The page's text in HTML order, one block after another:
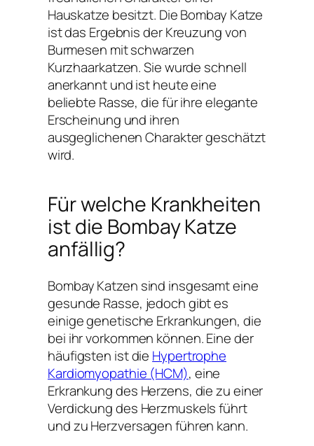
Hauskatze besitzt. Die Bombay Katze
ist das Ergebnis der Kreuzung von
Burmesen mit schwarzen
Kurzhaarkatzen. Sie wurde schnell
anerkannt und ist heute eine
beliebte Rasse, die für ihre elegante
Erscheinung und ihren
ausgeglichenen Charakter geschätzt
wird.
Für welche Krankheiten
ist die Bombay Katze
anfällig?
Bombay Katzen sind insgesamt eine
gesunde Rasse, jedoch gibt es
einige genetische Erkrankungen, die
bei ihr vorkommen können. Eine der
häufigsten ist die Hypertrophe
Kardiomyopathie (HCM), eine
Erkrankung des Herzens, die zu einer
Verdickung des Herzmuskels führt
und zu Herzversagen führen kann.